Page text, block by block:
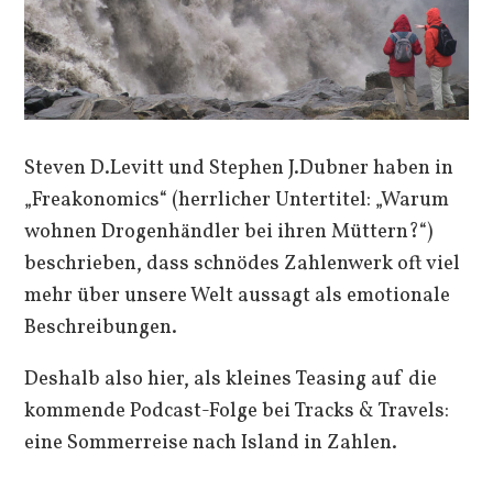
Steven D.Levitt und Stephen J.Dubner haben in
„Freakonomics“ (herrlicher Untertitel: „Warum
wohnen Drogenhändler bei ihren Müttern?“)
beschrieben, dass schnödes Zahlenwerk oft viel
mehr über unsere Welt aussagt als emotionale
Beschreibungen.
Deshalb also hier, als kleines Teasing auf die
kommende Podcast-Folge bei Tracks & Travels:
eine Sommerreise nach Island in Zahlen.